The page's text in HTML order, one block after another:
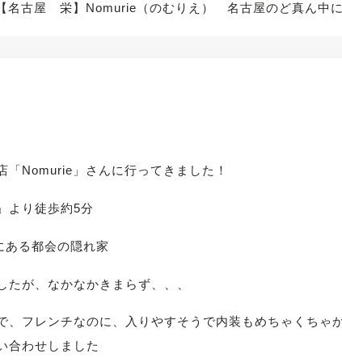
【名古屋 栄】Nomurie（のむりえ） 名古屋のど真ん中
Nomurie」さんに行ってきました！
より徒歩約5分
ある都会の隠れ家
が、なかなかきまらず、、、
、フレンチなのに、入りやすそうで内装もめちゃくちゃ
合わせしました